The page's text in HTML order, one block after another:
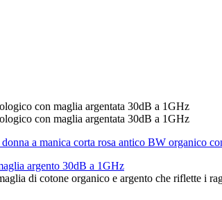
argento 30dB a 1GHz
di cotone organico e argento che riflette i